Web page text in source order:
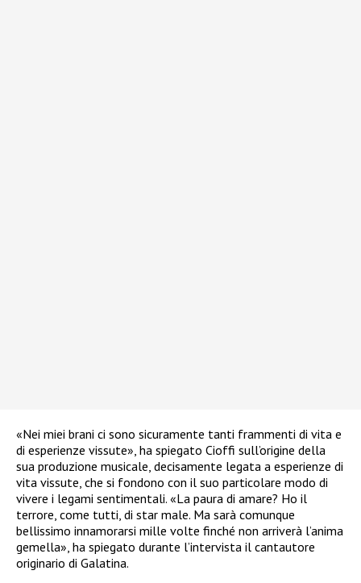
«Nei miei brani ci sono sicuramente tanti frammenti di vita e
di esperienze vissute», ha spiegato Cioffi sull’origine della
sua produzione musicale, decisamente legata a esperienze di
vita vissute, che si fondono con il suo particolare modo di
vivere i legami sentimentali. «La paura di amare? Ho il
terrore, come tutti, di star male. Ma sarà comunque
bellissimo innamorarsi mille volte finché non arriverà l’anima
gemella», ha spiegato durante l’intervista il cantautore
originario di Galatina.